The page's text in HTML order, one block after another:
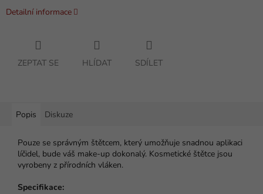
Detailní informace
ZEPTAT SE HLÍDAT SDÍLET
Popis Diskuze
Pouze se správným štětcem, který umožňuje snadnou aplikaci
líčidel, bude váš make-up dokonalý. Kosmetické štětce jsou
vyrobeny z přírodních vláken.
Specifikace: